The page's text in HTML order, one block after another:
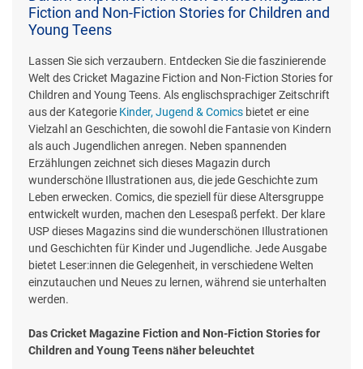
Fiction and Non-Fiction Stories for Children and
Young Teens
Lassen Sie sich verzaubern. Entdecken Sie die faszinierende
Welt des Cricket Magazine Fiction and Non-Fiction Stories for
Children and Young Teens. Als englischsprachiger Zeitschrift
aus der Kategorie Kinder, Jugend & Comics bietet er eine
Vielzahl an Geschichten, die sowohl die Fantasie von Kindern
als auch Jugendlichen anregen. Neben spannenden
Erzählungen zeichnet sich dieses Magazin durch
wunderschöne Illustrationen aus, die jede Geschichte zum
Leben erwecken. Comics, die speziell für diese Altersgruppe
entwickelt wurden, machen den Lesespaß perfekt. Der klare
USP dieses Magazins sind die wunderschönen Illustrationen
und Geschichten für Kinder und Jugendliche. Jede Ausgabe
bietet Leser:innen die Gelegenheit, in verschiedene Welten
einzutauchen und Neues zu lernen, während sie unterhalten
werden.
Das Cricket Magazine Fiction and Non-Fiction Stories for
Children and Young Teens näher beleuchtet